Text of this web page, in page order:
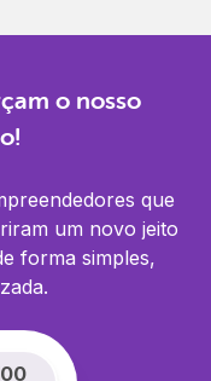
o nosso
que
um novo jeito
forma simples,